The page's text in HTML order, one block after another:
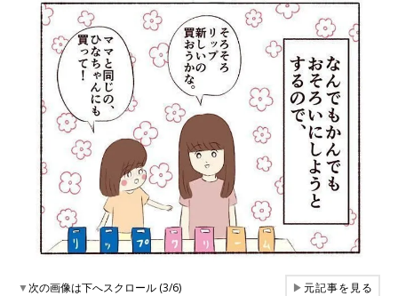
▼次の画像は下へスクロール (3/6) ▶元記事を見る